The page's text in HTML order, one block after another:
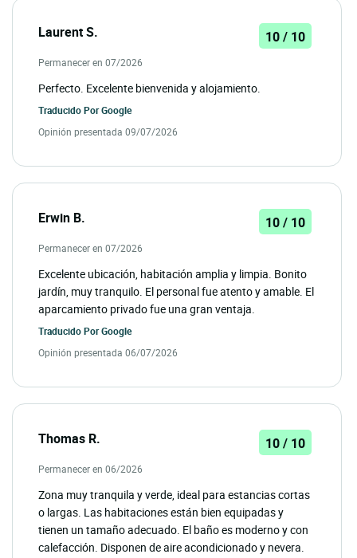
Laurent S. 10 / 10
Permanecer en 07/2026
Perfecto. Excelente bienvenida y alojamiento.
Traducido PorGoogle
Opinión presentada 09/07/2026
Erwin B. 10 / 10
Permanecer en 07/2026
Excelente ubicación, habitación amplia y limpia. Bonito
jardín, muy tranquilo. El personal fue atento y amable. El
aparcamiento privado fue una gran ventaja.
Traducido PorGoogle
Opinión presentada 06/07/2026
Thomas R. 10 / 10
Permanecer en 06/2026
Zona muy tranquila y verde, ideal para estancias cortas
o largas. Las habitaciones están bien equipadas y
tienen un tamaño adecuado. El baño es moderno y con
calefacción. Disponen de aire acondicionado y nevera.